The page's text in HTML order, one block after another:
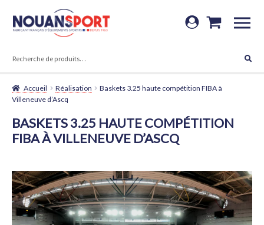
Aller
Aller
Accueil Réalisation
Baskets 3.25 haute compétition FIBA à
Villeneuve d’Ascq
BASKETS 3.25 HAUTE COMPÉTITION
FIBA À VILLENEUVE D’ASCQ